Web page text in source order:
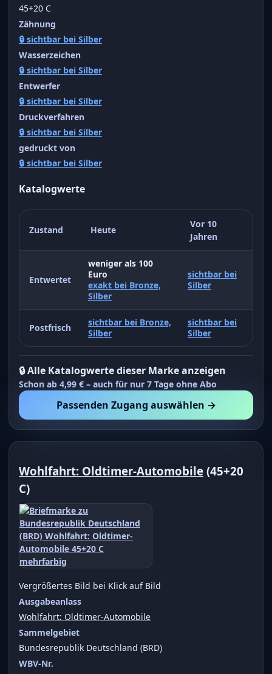
45+20 C
Zähnung
🔒 sichtbar bei Silber
Wasserzeichen
🔒 sichtbar bei Silber
Entwerfer
🔒 sichtbar bei Silber
Druckverfahren
🔒 sichtbar bei Silber
gedruckt von
🔒 sichtbar bei Silber
Katalogwerte
Zustand Heute
Vor 10
Jahren
Entwertet
weniger als 100
Euro
exakt bei Bronze,
Silber
sichtbar bei
Silber
Postfrisch
sichtbar bei Bronze,
Silber
sichtbar bei
Silber
🔒 Alle Katalogwerte dieser Marke anzeigen
Schon ab 4,99 € – auch für nur 7 Tage ohne Abo
Passenden Zugang auswählen →
Wohlfahrt: Oldtimer-Automobile (45+20
C)
Vergrößertes Bild bei Klick auf Bild
Ausgabeanlass
Wohlfahrt: Oldtimer-Automobile
Sammelgebiet
Bundesrepublik Deutschland (BRD)
WBV-Nr.